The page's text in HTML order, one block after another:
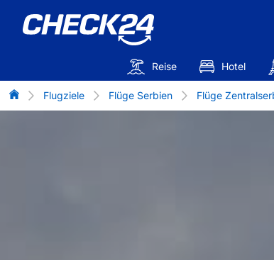
Reise Hotel
Flug-Vergleich
Flugziele Flüge Serbien Flüge